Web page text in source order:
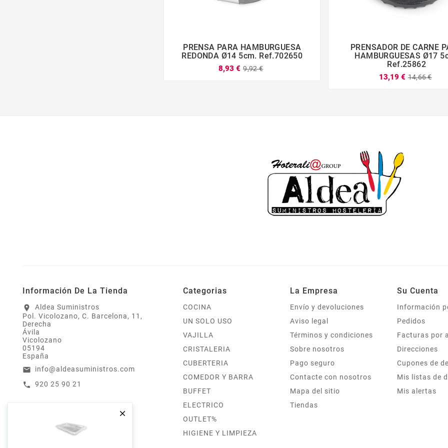

   
PRENSA PARA HAMBURGUESA
REDONDA Ø14 5cm. Ref.702650
8,93 € 9,92 €
   
PRENSADOR DE CARNE
HAMBURGUESAS ­Ø17
Ref.25862
13,19 € 14,66 €
Información De La Tienda
location_on
Aldea Suministros
Pol. Vicolozano, C. Barcelona, 11,
Derecha
Ávila
Vicolozano
05194
España
email info@aldeasuministros.com
call 920 25 90 21
Categorias
COCINA
UN SOLO USO
VAJILLA
CRISTALERIA
CUBERTERIA
COMEDOR Y BARRA
BUFFET
ELECTRICO
OUTLET%
HIGIENE Y LIMPIEZA
La Empresa
Envío y devoluciones
Aviso legal
Términos y condiciones
Sobre nosotros
Pago seguro
Contacte con nosotros
Mapa del sitio
Tiendas
Su Cuenta
Información
Pedidos
Facturas por
Direcciones
Cupones de
Mis listas de
Mis alertas